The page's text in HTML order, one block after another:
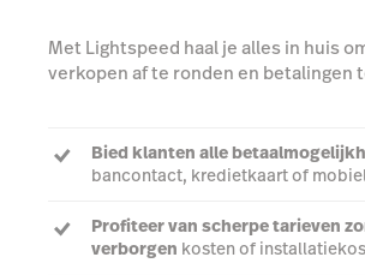
Met Lightspeed haal je alles in huis
verkopen af te ronden en betalingen
Bied klanten alle
bancontact, kredietkaart of
Profiteer van scherpe tarieven
verborgen kosten of